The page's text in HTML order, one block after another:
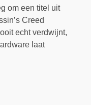
om een titel uit
Creed
echt verdwijnt,
laat